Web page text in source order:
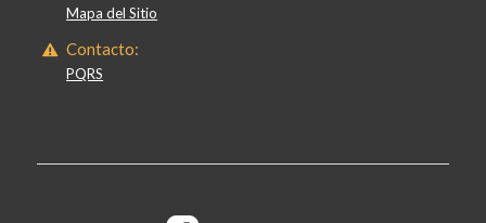
Mapa del Sitio
Contacto:
PQRS